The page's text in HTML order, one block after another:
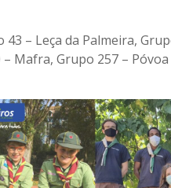
– Leça da Palmeira,
Mafra, Grupo 257 – Póvoa